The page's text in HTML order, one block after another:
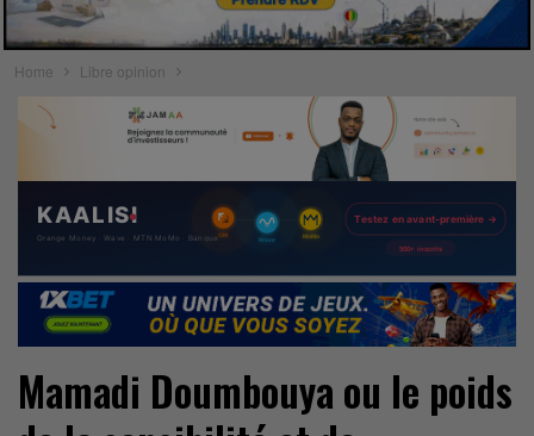
Home Libre opinion
Mamadi Doumbouya ou le poids